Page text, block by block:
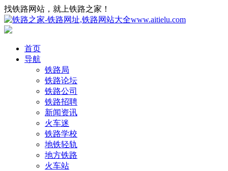
找铁路网站，就上铁路之家！
首页
导航
铁路局
铁路论坛
铁路公司
铁路招聘
新闻资讯
火车迷
铁路学校
地铁轻轨
地方铁路
火车站